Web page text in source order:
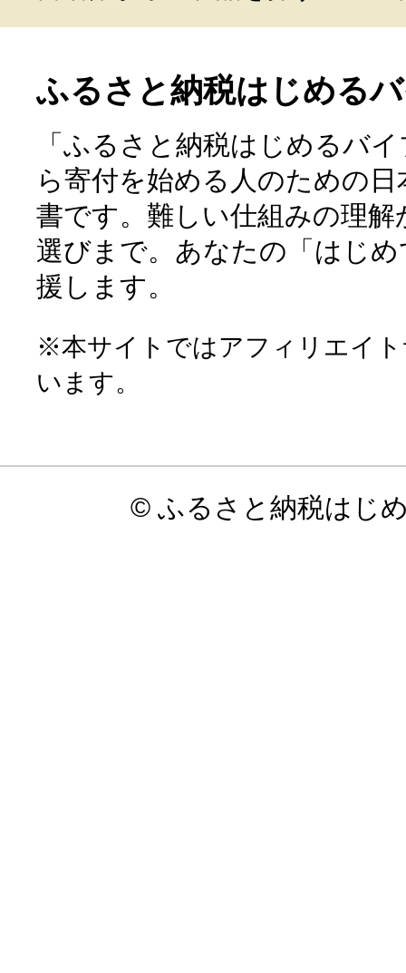
ふるさと納税はじめる
「ふるさと納税はじめるバ
ら寄付を始める人のための
書です。難しい仕組みの理
選びまで。あなたの「はじ
援します。
※本サイトではアフィリエイ
います。
© ふるさと納税はじ